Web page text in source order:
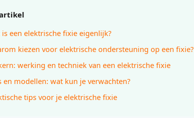
is een elektrische fixie eigenlijk?
kiezen voor elektrische ondersteuning op een fixie?
werking en techniek van een elektrische fixie
en modellen: wat kun je verwachten?
tips voor je elektrische fixie